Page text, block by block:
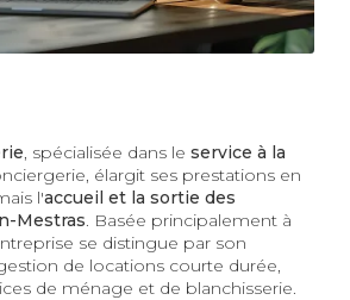
, spécialisée dans le service à la
élargit ses prestations en
l'accueil et la sortie des
Mestras. Basée principalement à
se distingue par son
de locations courte durée,
de ménage et de blanchisserie.